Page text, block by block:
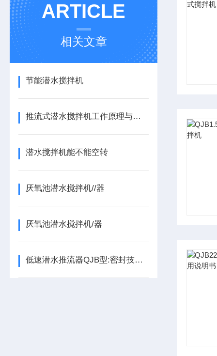
ARTICLE
相关文章
节能潜水搅拌机
推流式潜水搅拌机工作原理与水力推进特性解析
潜水搅拌机能不能空转
厌氧池潜水搅拌机//器
厌氧池潜水搅拌机/器
低速潜水推流器QJB型:密封技术的“三重防护”